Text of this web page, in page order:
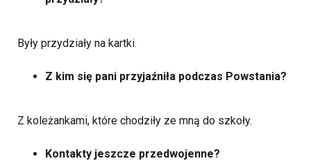
Były przydziały na kartki.
Z kim się pani przyjaźniła podczas Powstania?
Z koleżankami, które chodziły ze mną do szkoły.
Kontakty jeszcze przedwojenne?